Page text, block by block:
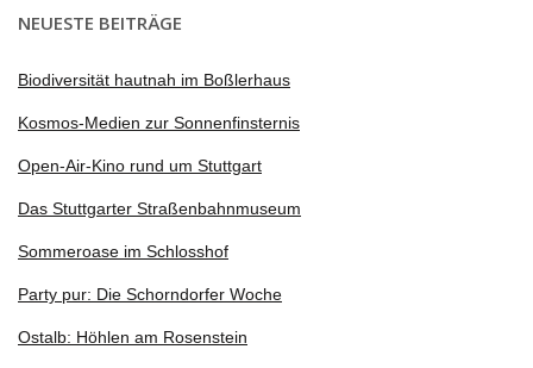
NEUESTE BEITRÄGE
Biodiversität hautnah im Boßlerhaus
Kosmos-Medien zur Sonnenfinsternis
Open-Air-Kino rund um Stuttgart
Das Stuttgarter Straßenbahnmuseum
Sommeroase im Schlosshof
Party pur: Die Schorndorfer Woche
Ostalb: Höhlen am Rosenstein